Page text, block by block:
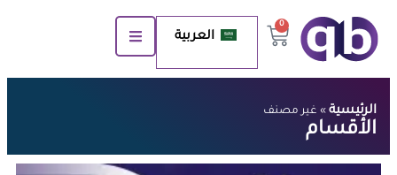
0
العربية
الرئيسية » غير مصنف
الأقسام